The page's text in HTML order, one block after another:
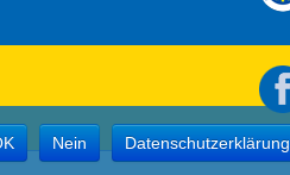
Nein Datenschutzerklärung